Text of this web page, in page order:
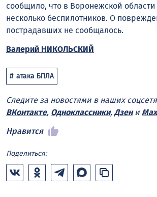
сообщило, что в Воронежской
несколько беспилотников. О
пострадавших не сообщалось.
Валерий НИКОЛЬСКИЙ
атака БПЛА
Следите за новостями в наших
ВКонтакте, Одноклассники, Дзени Max
Нравится
Поделиться: